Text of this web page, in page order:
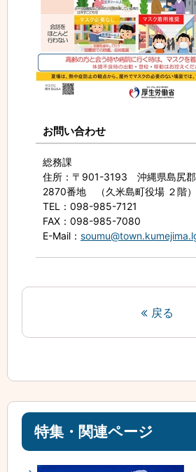
お問い合わせ
総務課
住所 ：〒901-3193 沖縄県島尻
2870番地 （久米島町役場 ２階）
TEL
：098-985-7121
FAX ：098-985-7080
E-Mail ：
戻る
特集・関連ページ